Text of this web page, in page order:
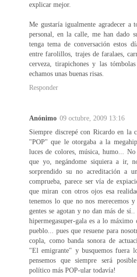
explicar mejor.
Me gustaría igualmente agradecer a
personal, en la calle, me han dado
tenga tema de conversación estos
entre farolillos, trajes de faralaes,
cerveza, tirapichones y las
echamos unas buenas risas.
Responder
Anónimo 09 octubre, 2009 13:16
Siempre discrepé con Ricardo en la
"POP" que le otorgaba a la
luces de colores, música, humo...
que yo, negándome siquiera a ir,
sorprendido su no acreditación a
comprueba, parece ser vía de
que miran con otros ojos esa
tenemos lo que no nos merecemos
gentes se agotan y no dan más de
hipermegasuper-gala es a lo máximo
pueblo... pues que resuene para
copla, como banda sonora de
"El emigrante" y busquemos fuera
pensemos que siempre será
político más POP-ular todavía!